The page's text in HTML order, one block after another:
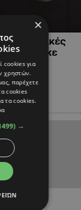
μεταφυσικές
Τον βρήκε
×
cookies για
χρηστών.
παρέχετε
cookies
τα cookies.
→